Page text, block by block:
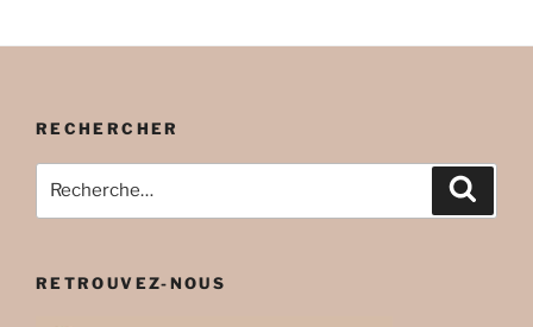
RECHERCHER
pour
RETROUVEZ-NOUS